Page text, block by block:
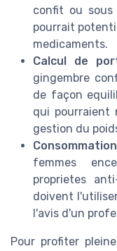
confit ou
pourrait
medicaments.
Calcul de
gingembre
de façon
qui pourraient
gestion du
femmes
proprietes
doivent
l'avis d'un
Pour profiter